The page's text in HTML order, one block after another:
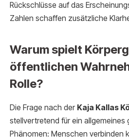
Rückschlüsse auf das
Zahlen schaffen zusätzliche
Warum spielt
öffentlichen
Rolle?
Die Frage nach der Kaja Kallas
stellvertretend für ein allgemeines
Phänomen: Menschen verbinden